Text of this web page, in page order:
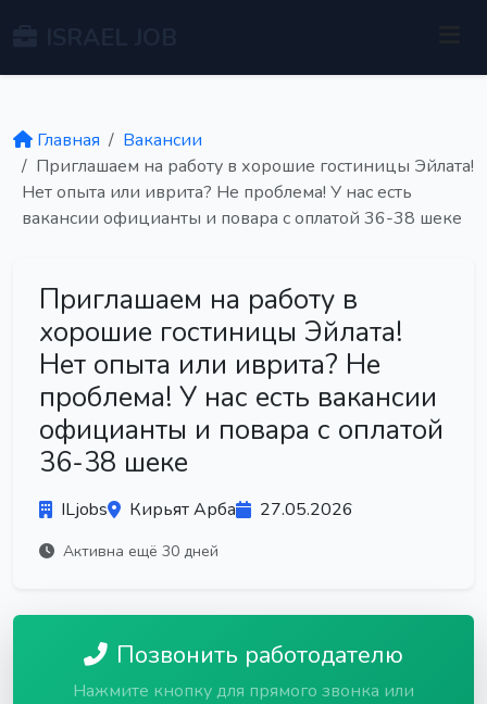
Главная
Вакансии
Приглашаем на работу в хорошие гостиницы Эйлата!
Нет опыта или иврита? Не проблема! У нас есть
вакансии официанты и повара с оплатой 36-38 шеке
Приглашаем на работу в
хорошие гостиницы Эйлата!
Нет опыта или иврита? Не
проблема! У нас есть вакансии
официанты и повара с оплатой
36-38 шеке
ILjobs Кирьят Арба 27.05.2026
Активна ещё 30 дней
Позвонить работодателю
Нажмите кнопку для прямого звонка или